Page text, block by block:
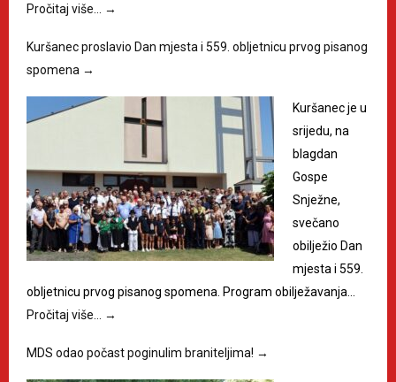
Pročitaj više…
→
Kuršanec proslavio Dan mjesta i 559. obljetnicu prvog pisanog
spomena →
Kuršanec je u
srijedu, na
blagdan
Gospe
Snježne,
svečano
obilježio Dan
mjesta i 559.
obljetnicu prvog pisanog spomena. Program obilježavanja…
Pročitaj više…
→
MDS odao počast poginulim braniteljima! →